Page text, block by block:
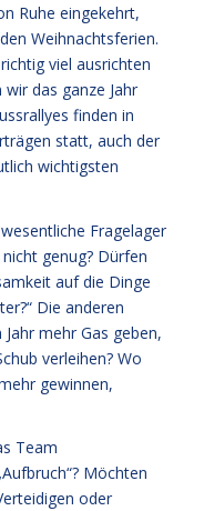
Ruhe eingekehrt,
Weihnachtsferien.
viel ausrichten
das ganze Jahr
finden in
statt, auch der
wichtigsten
Fragelager
genug? Dürfen
auf die Dinge
Die anderen
mehr Gas geben,
verleihen? Wo
gewinnen,
Team
Möchten
oder